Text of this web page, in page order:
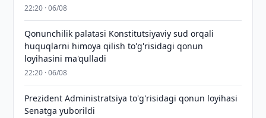
22:20 · 06/08
Qonunchilik palatasi Konstitutsiyaviy sud orqali
huquqlarni himoya qilish to'g'risidagi qonun
loyihasini ma'qulladi
22:20 · 06/08
Prezident Administratsiya to'g'risidagi qonun loyihasi
Senatga yuborildi